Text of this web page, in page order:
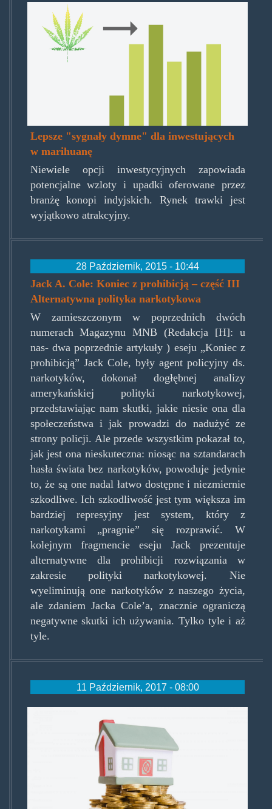
why-
should-
marijuana-
legalized.jpg
Lepsze "sygnały dymne" dla inwestujących
w marihuanę
Niewiele opcji inwestycyjnych zapowiada
potencjalne wzloty i upadki oferowane przez
branżę konopi indyjskich. Rynek trawki jest
wyjątkowo atrakcyjny.
28 Październik, 2015 - 10:44
Jack A. Cole: Koniec z prohibicją – część III
Alternatywna polityka narkotykowa
W zamieszczonym w poprzednich dwóch
numerach Magazynu MNB (Redakcja [H]: u
nas- dwa poprzednie artykuły ) eseju „Koniec z
prohibicją” Jack Cole, były agent policyjny ds.
narkotyków, dokonał dogłębnej analizy
amerykańskiej polityki narkotykowej,
przedstawiając nam skutki, jakie niesie ona dla
społeczeństwa i jak prowadzi do nadużyć ze
strony policji. Ale przede wszystkim pokazał to,
jak jest ona nieskuteczna: niosąc na sztandarach
hasła świata bez narkotyków, powoduje jedynie
to, że są one nadal łatwo dostępne i niezmiernie
szkodliwe. Ich szkodliwość jest tym większa im
bardziej represyjny jest system, który z
narkotykami „pragnie” się rozprawić. W
kolejnym fragmencie eseju Jack prezentuje
alternatywne dla prohibicji rozwiązania w
zakresie polityki narkotykowej. Nie
wyeliminują one narkotyków z naszego życia,
ale zdaniem Jacka Cole’a, znacznie ograniczą
negatywne skutki ich używania. Tylko tyle i aż
tyle.
11 Październik, 2017 - 08:00
propertyvalues.jpg